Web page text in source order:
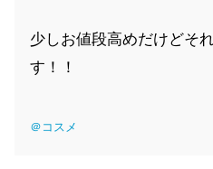
少しお値段高めだけどそ
す！！
＠コスメ